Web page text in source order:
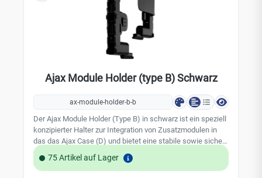
Ajax Module Holder (type B) Schwarz
ax-module-holder-b-b
Der Ajax Module Holder (Type B) in schwarz ist ein speziell
konzipierter Halter zur Integration von Zusatzmodulen in
das das Ajax Case (D) und bietet eine stabile sowie sichere
Installation der verschiedenen Fibra-ModuleTechnische
Merkmale: - Kompatiblität: Platine Hub Hybrid (4G), Platine
75 Artikel auf Lager